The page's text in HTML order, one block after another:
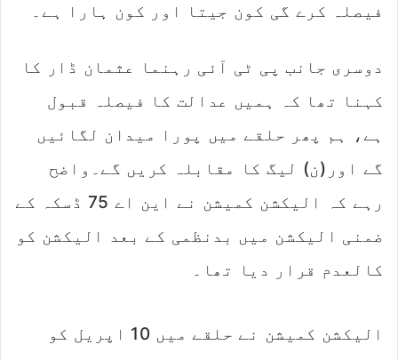
فیصلہ کرے گی کون جیتا اور کون ہارا ہے۔
دوسری جانب پی ٹی آئی رہنما عثمان ڈار کا
کہنا تھا کہ ہمیں عدالت کا فیصلہ قبول
ہے، ہم پھر حلقے میں پورا میدان لگائیں
گے اور(ن) لیگ کا مقابلہ کریں گے۔واضح
رہے کہ الیکشن کمیشن نے این اے 75 ڈسکہ کے
ضمنی الیکشن میں بدنظمی کے بعد الیکشن کو
کالعدم قرار دیا تھا۔
الیکشن کمیشن نے حلقے میں 10 اپریل کو